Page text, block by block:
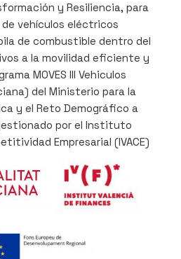
y Resiliencia, para
vehículos eléctricos
de combustible dentro del
a la movilidad eficiente y
MOVES III Vehiculos
del Ministerio para la
y el Reto Demográfico a
por el Instituto
Empresarial (IVACE)